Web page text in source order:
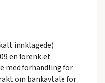
innklagede)
en forenklet
med forhandling for
om bankavtale for